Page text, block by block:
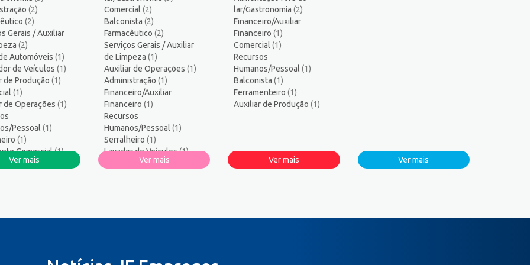
12
Professor
5
de Educação Infantil
1
1
1
Humanos/Pessoal
3
do Trabalho
2
Diversos
1
técnico de TI
1
Informática
1
Consultor de Vendas
(2)
(2)
Gerais / Auxiliar
(2)
Automóveis (1)
de Veículos (1)
de Produção (1)
(1)
de Operações (1)
Pessoal (1)
(1)
Comercial(1)
(1)
Ver mais
Comercial (2)
Balconista (2)
Farmacêutico (2)
Serviços Gerais / Auxiliar
de Limpeza (1)
Auxiliar de Operações (1)
Administração (1)
Financeiro/Auxiliar
Financeiro (1)
Recursos
Humanos/Pessoal (1)
Serralheiro (1)
Lavador de Veículos(1)
(1)Ver mais
lar/Gastronomia(2)
Financeiro/Auxiliar
Financeiro(1)
Comercial(1)
Recursos
Humanos/Pessoal(1)
Balconista(1)
Ferramenteiro(1)
Auxiliar de Produção(1)
Ver mais Ver mais